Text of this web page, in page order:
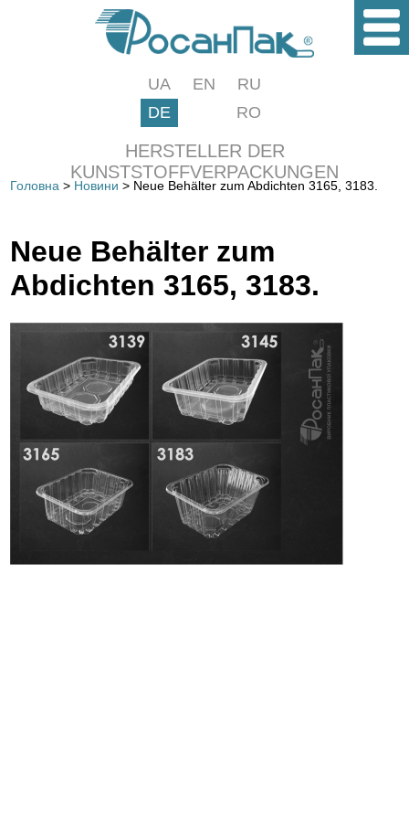
UA EN
RU
DE
RO
HERSTELLER DER
KUNSTSTOFFVERPACKUNGEN
Головна > Новини > Neue Behälter zum Abdichten 3165, 3183.
Neue Behälter zum
Abdichten 3165, 3183.